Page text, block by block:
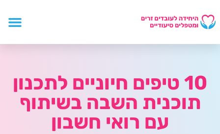
10 טיפים חיוניים לתכנון
תוכנית השבה בשיתוף
עם רואי חשבון